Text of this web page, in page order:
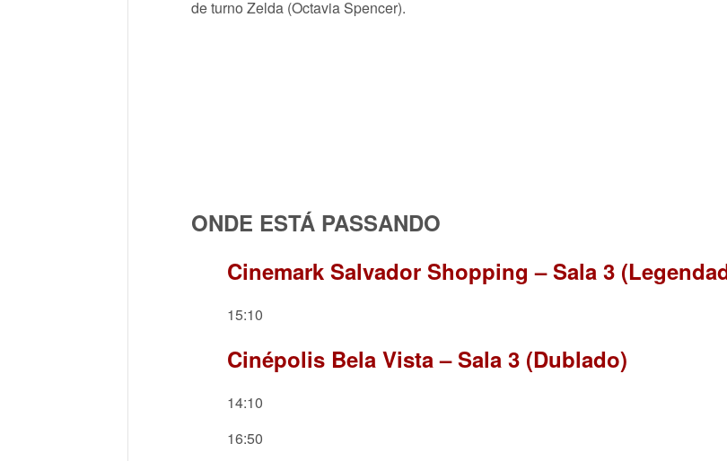
de turno Zelda (Octavia Spencer).
ONDE ESTÁ PASSANDO
Cinemark Salvador Shopping – Sala 3
15:10
Cinépolis Bela Vista – Sala 3 (Dublado)
14:10
16:50